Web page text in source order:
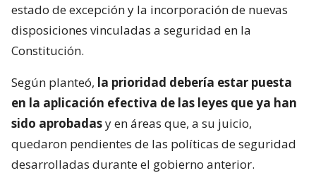
estado de excepción y la incorporación de nuevas
disposiciones vinculadas a seguridad en la
Constitución.
Según planteó, la prioridad debería estar puesta
en la aplicación efectiva de las leyes que ya han
sido aprobadasy en áreas que, a su juicio,
quedaron pendientes de las políticas de seguridad
desarrolladas durante el gobierno anterior.